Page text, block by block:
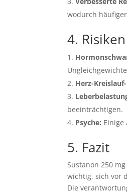
wodurch
4.
Herz-
beeinträchtigen.
Psyche: Einige
5. Fazit
Sustanon 250
wichtig, sich vor
Die